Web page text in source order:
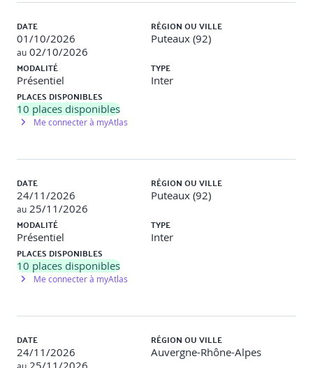
- Opportunités et limites de l'Open Data.
- Identification des corrélations, problème de la
multicolinéarité.
Composantes Principales.
- Détection et correction des valeurs aberrantes.
- Les ETL (Extract Transform Load).
- Le Web scraping.
Démonstration
Démonstration d'un ETL (Extract Transform Load). Recueil de
données Web.
donnée et le Machine Learning
1/4 jour
DATE
01/10/2026
au 02/10/2026
RÉGION OU VILLE
Puteaux (92)
MODALITÉ
Présentiel
TYPE
Inter
PLACES DISPONIBLES
10 places disponibles
Me connecter à myAtlas
DATE
24/11/2026
au 25/11/2026
RÉGION OU VILLE
Puteaux (92)
MODALITÉ
Présentiel
TYPE
Inter
PLACES DISPONIBLES
10 places disponibles
Me connecter à myAtlas
DATE
24/11/2026
RÉGION OU VILLE
Auvergne-Rhône-Alpes